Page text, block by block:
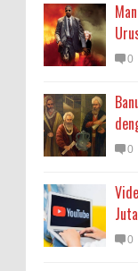
0
0
0